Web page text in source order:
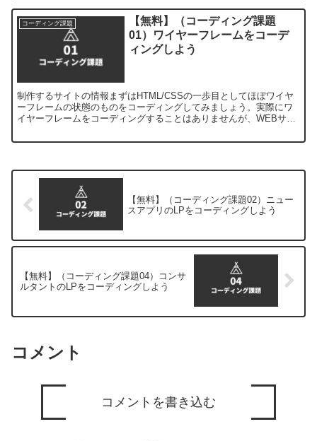
コーディング課題
【無料】（コーディング課題
01）ワイヤーフレームをコーデ
ィングしよう
制作するサイトの情報まずはHTML/CSSの一歩目としてほぼワイヤ
ーフレームの状態のものをコーディングしてみましょう。実際にワ
イヤーフレームをコーディングすることはありませんが、WEBサイ
【無料】（コーディング課題02）ニュー
スアプリのLPをコーディングしよう
【無料】（コーディング課題04）コンサ
ルタントのLPをコーディングしよう
コメント
コメントを書き込む